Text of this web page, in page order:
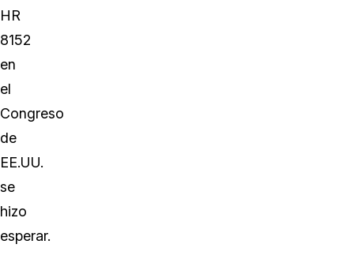
HR
8152
en
el
Congreso
de
EE.UU.
se
hizo
esperar.